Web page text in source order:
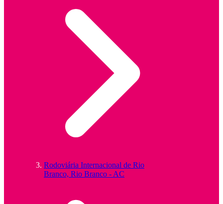
Rodoviária Internacional de Rio
Branco, Rio Branco - AC